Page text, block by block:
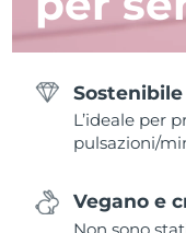
Sostenibile
L’ideale per
pulsazioni/
Vegano e